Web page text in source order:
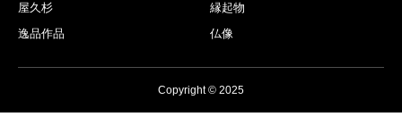
屋久杉
縁起物
逸品作品
仏像
Copyright © 2025